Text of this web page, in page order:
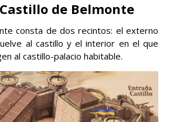
de Belmonte
consta de dos recintos: el externo
al castillo y el interior en el que
al castillo-palacio habitable.